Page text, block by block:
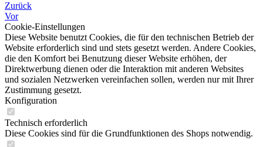
Zurück
Vor
Cookie-Einstellungen
Diese Website benutzt Cookies, die für den technischen Betrieb der
Website erforderlich sind und stets gesetzt werden. Andere Cookies,
die den Komfort bei Benutzung dieser Website erhöhen, der
Direktwerbung dienen oder die Interaktion mit anderen Websites
und sozialen Netzwerken vereinfachen sollen, werden nur mit Ihrer
Zustimmung gesetzt.
Konfiguration
Technisch erforderlich
Diese Cookies sind für die Grundfunktionen des Shops notwendig.